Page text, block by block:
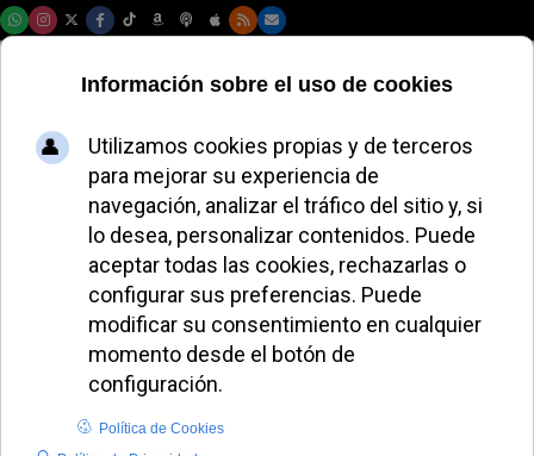
Monseñor Argüello
anima a los jóvenes
a expresar su fe
públicamente en
Roma